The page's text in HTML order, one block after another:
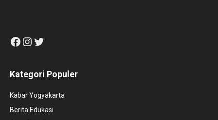
Facebook
Instagram
Twitter
Kategori Populer
Kabar Yogyakarta
Berita Edukasi